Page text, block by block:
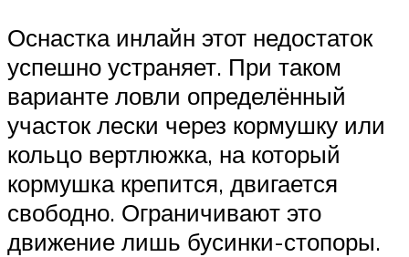
Оснастка инлайн этот недостаток
успешно устраняет. При таком
варианте ловли определённый
участок лески через кормушку или
кольцо вертлюжка, на который
кормушка крепится, двигается
свободно. Ограничивают это
движение лишь бусинки-стопоры.